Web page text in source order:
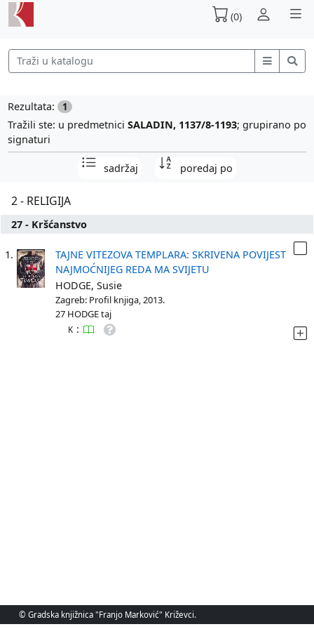
(0)
Rezultata: 1
Tražili ste: u predmetnici SALADIN, 1137/8-1193; grupirano po
signaturi
sadržaj poredaj po
2 - RELIGIJA
27 - Kršćanstvo
1.
TAJNE VITEZOVA TEMPLARA: SKRIVENA POVIJEST
NAJMOĆNIJEG REDA MA SVIJETU
HODGE, Susie
Zagreb: Profil knjiga, 2013.
27 HODGE taj
K :
© Gradska knjižnica "Franjo Marković" Križevci.